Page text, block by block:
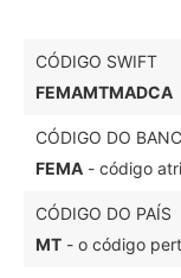
CÓDIGO SWIFT
FEMAMTMADCA
CÓDIGO DO
FEMA - código
CÓDIGO DO PAÍS
MT - o código